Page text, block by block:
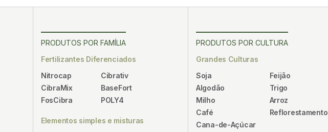
PRODUTOS POR FAMÍLIA
Fertilizantes Diferenciados
Nitrocap
CibraMix
FosCibra
Cibrativ
BaseFort
POLY4
Elementos simples e misturas
PRODUTOS POR CULTURA
Grandes Culturas
Soja
Algodão
Milho
Café
Cana-de-Açúcar
Feijão
Trigo
Arroz
Reflorestamento